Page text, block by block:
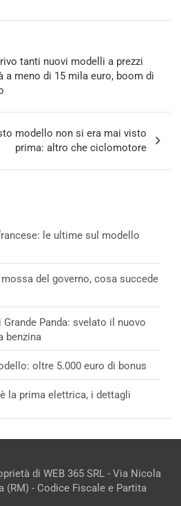
tanti nuovi modelli a prezzi
a meno di 15 mila euro, boom di
modello non si era mai visto
prima: altro che ciclomotore
le ultime sul modello
del governo, cosa succede
Grande Panda: svelato il nuovo
benzina
oltre 5.000 euro di bonus
la prima elettrica, i dettagli
di WEB 365 SRL - Via Nicola
(RM) - Codice Fiscale e Partita